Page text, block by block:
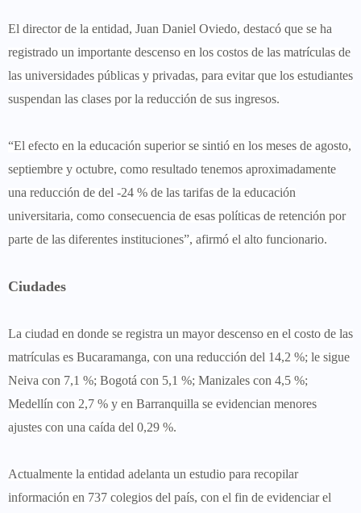
El director de la entidad, Juan Daniel Oviedo, destacó que se ha
registrado un importante descenso en los costos de las matrículas de
las universidades públicas y privadas, para evitar que los estudiantes
suspendan las clases por la reducción de sus ingresos.
“El efecto en la educación superior se sintió en los meses de agosto,
septiembre y octubre, como resultado tenemos aproximadamente
una reducción de del -24 % de las tarifas de la educación
universitaria, como consecuencia de esas políticas de retención por
parte de las diferentes instituciones”, afirmó el alto funcionario.
Ciudades
La ciudad en donde se registra un mayor descenso en el costo de las
matrículas es Bucaramanga, con una reducción del 14,2 %; le sigue
Neiva con 7,1 %; Bogotá con 5,1 %; Manizales con 4,5 %;
Medellín con 2,7 % y en Barranquilla se evidencian menores
ajustes con una caída del 0,29 %.
Actualmente la entidad adelanta un estudio para recopilar
información en 737 colegios del país, con el fin de evidenciar el